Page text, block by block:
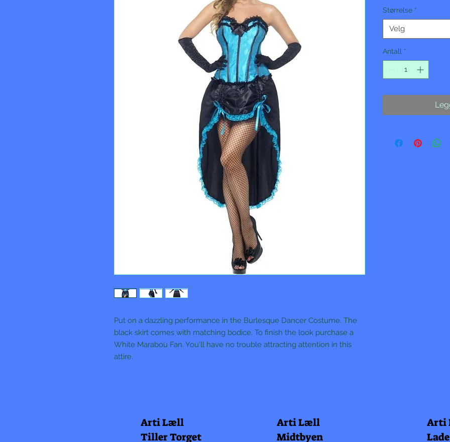
Put on a dazzling performance in the Burlesque Dancer Costume. The
black skirt comes with matching bodice. To finish the look purchase a
White Marabou Fan. You'll have no trouble attracting attention in this
attire.
Størrelse *
Velg
Antall *
Arti Læll
Tiller Torget
Arti Læll
Midtbyen
Arti